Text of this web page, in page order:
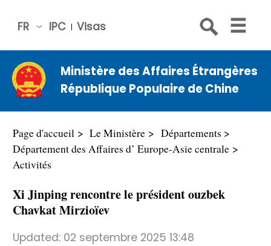
IPC Visas
FR
中文
Engli
sh
Русс
Espa
ñol
Ministère des Affaires Étrangères
République Populaire de Chine
Page d'accueil Le Ministère
Départements
Département des Affaires d’ Europe-Asie centrale
Activités
Xi Jinping rencontre le président ouzbek
Chavkat Mirzioïev
Updated: 02 septembre 2025 13:48